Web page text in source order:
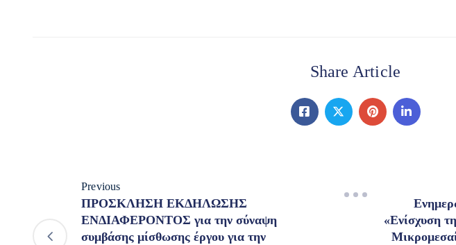
Share Article
Previous
ΠΡΟΣΚΛΗΣΗ ΕΚΔΗΛΩΣΗΣ
ΕΝΔΙΑΦΕΡΟΝΤΟΣ για την σύναψη
συμβάσης μίσθωσης έργου για την
«Ενίσχυση